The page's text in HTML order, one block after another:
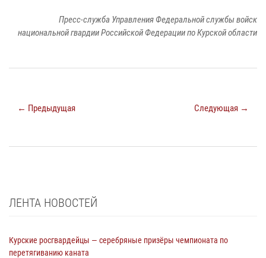
Пресс-служба Управления Федеральной службы войск
национальной гвардии Российской Федерации по Курской области
← Предыдущая Следующая →
ЛЕНТА НОВОСТЕЙ
Курские росгвардейцы — серебряные призёры чемпионата по
перетягиванию каната